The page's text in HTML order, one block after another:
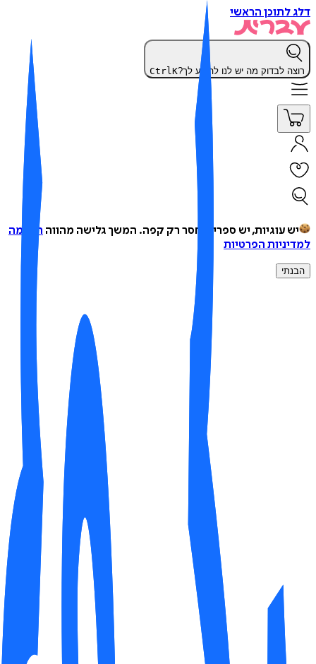
לתוכן הראשי
לבדוק מה יש לנו להציע לך? CtrlK
יש עוגיות, יש ספרים, חסר רק קפה.המשך גלישה מהווההסכמה
הפרטיות